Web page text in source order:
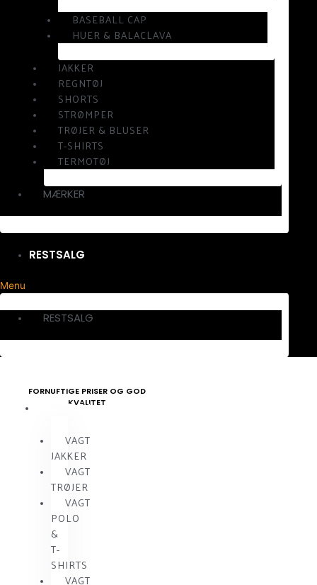
BASEBALL CAP
HUER & BALACLAVA
JAKKER
REGNTØJ
SHORTS
STRØMPER
TRØJER & BLUSER
T-SHIRTS
TERMOTØJ
MÆRKER
RESTSALG
Menu
RESTSALG
FORNUFTIGE PRISER OG GOD
KVALITET
VAGTTØJ
VAGT
JAKKER
VAGT
TRØJER
VAGT
POLO
&
T-
SHIRTS
VAGT